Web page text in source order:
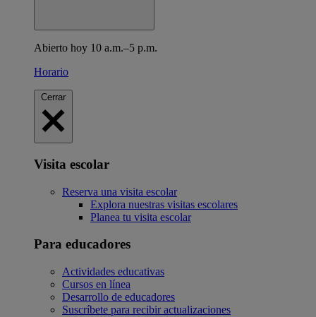
Abierto hoy 10 a.m.–5 p.m.
Horario
Cerrar
Visita escolar
Reserva una visita escolar
Explora nuestras visitas escolares
Planea tu visita escolar
Para educadores
Actividades educativas
Cursos en línea
Desarrollo de educadores
Suscríbete para recibir actualizaciones